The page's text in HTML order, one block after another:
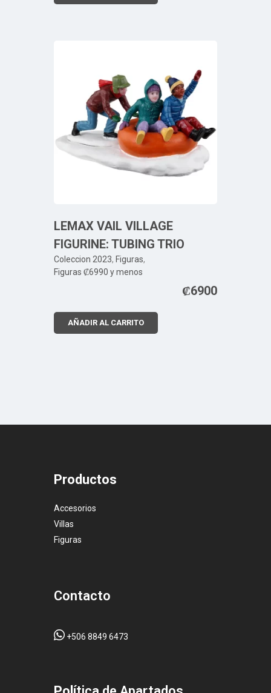
LEMAX VAIL VILLAGE
FIGURINE: TUBING TRIO
Coleccion 2023, Figuras,
Figuras ₡6990 y menos
₡6900
AÑADIR AL CARRITO
Productos
Accesorios
Villas
Figuras
Contacto
+506 8849 6473